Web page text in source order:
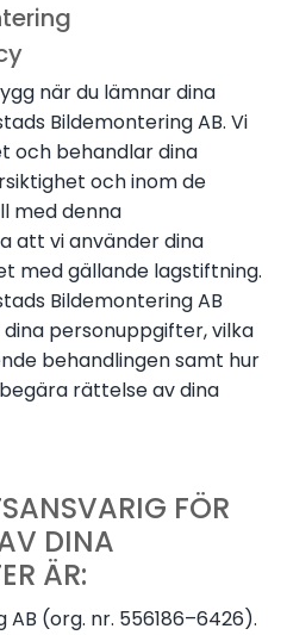
när du lämnar dina
Bildemontering AB. Vi
och behandlar dina
och inom de
med denna
att vi använder dina
med gällande lagstiftning.
Bildemontering AB
personuppgifter, vilka
behandlingen samt hur
rättelse av dina
FÖR
DINA
ÄR:
(org. nr. 556186–6426).